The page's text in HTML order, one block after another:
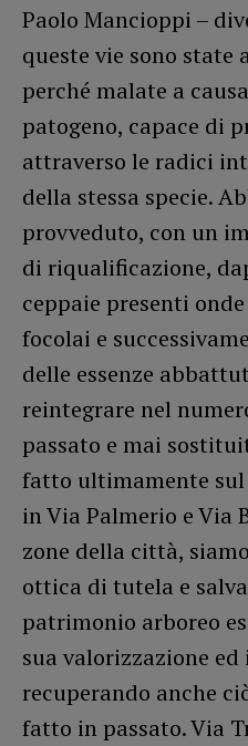
Paolo Mancioppi –
queste vie sono
perché malate a
patogeno, capace di
attraverso le radici
della stessa specie.
provveduto, con un
di riqualificazione,
ceppaie presenti
focolai e
delle essenze
reintegrare nel
passato e mai
fatto ultimamente sul
in Via Palmerio e Via
zone della città,
ottica di tutela e
patrimonio arboreo
sua valorizzazione
recuperando anche
fatto in passato. Via